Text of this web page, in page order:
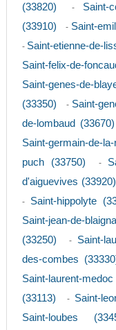
(33820)
- Saint-
(33910)
- Saint-
- Saint-etienne-de-
Saint-felix-de-
Saint-genes-de-
(33350)
- Saint-
de-lombaud (33670)
Saint-germain-de-
puch (33750)
-
d'aiguevives (33920)
- Saint-hippolyte
Saint-jean-de-
(33250)
- Saint-
des-combes
Saint-laurent-
(33113)
- Saint-
Saint-loubes